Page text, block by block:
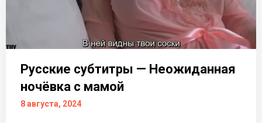
Русские субтитры — Неожиданная
ночёвка с мамой
8 августа, 2024